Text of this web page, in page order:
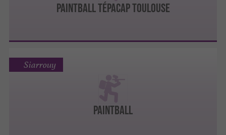
PAINTBALL TÉPACAP TOULOUSE
PAINTBALL
Siarrouy